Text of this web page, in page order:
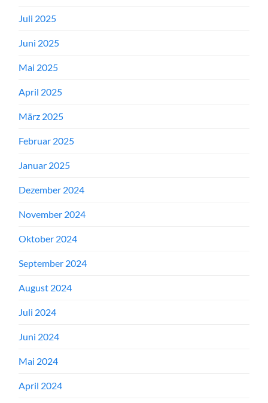
Juli 2025
Juni 2025
Mai 2025
April 2025
März 2025
Februar 2025
Januar 2025
Dezember 2024
November 2024
Oktober 2024
September 2024
August 2024
Juli 2024
Juni 2024
Mai 2024
April 2024